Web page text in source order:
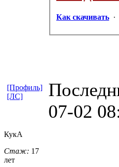
Как скачивать ·
07-02
[Профиль]
[ЛС]
КукА
Стаж: 17
лет